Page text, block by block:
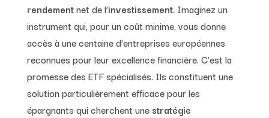
rendementnet de l’investissement. Imaginez un
instrument qui, pour un coût minime, vous donne
accès à une centaine d’entreprises européennes
reconnues pour leur excellence financière. C’est la
promesse des ETF spécialisés. Ils constituent une
solution particulièrement efficace pour les
épargnants qui cherchent une stratégie